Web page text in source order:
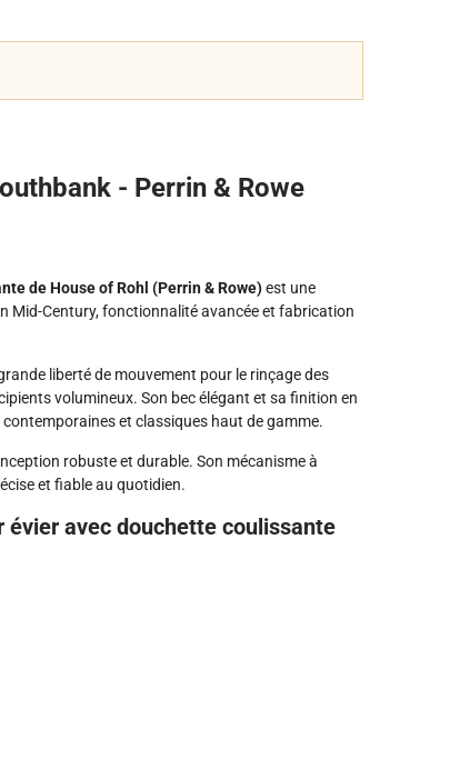
- Perrin & Rowe
de House of Rohl (Perrin & Rowe)est une
Mid-Century, fonctionnalité avancée et fabrication
liberté de mouvement pour le rinçage des
volumineux. Son bec élégant et sa finition en
et classiques haut de gamme.
robuste et durable. Son mécanisme à
et fiable au quotidien.
avec douchette coulissante